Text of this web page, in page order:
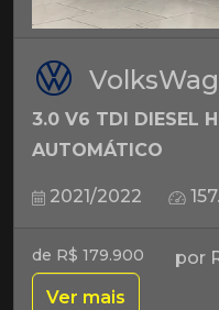
3.0 V6 TDI DIESEL
AUTOMÁTICO
2021/2022
de R$ 179.900 por
Ver mais